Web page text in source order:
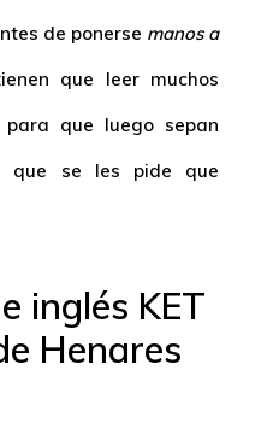
de ponerse manos a
que leer muchos
que luego sepan
que se les pide que
inglés KET
Henares